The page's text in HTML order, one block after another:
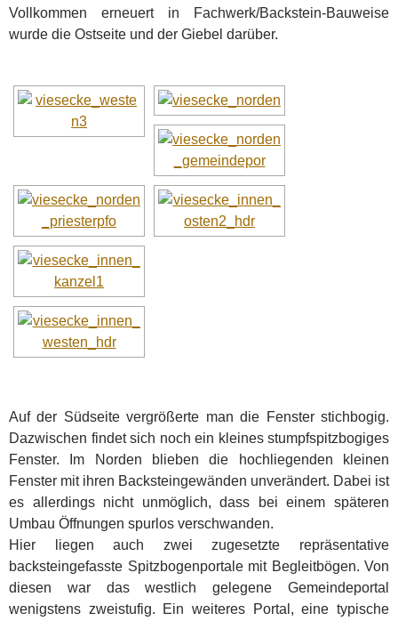
Vollkommen erneuert in Fachwerk/Backstein-Bauweise
wurde die Ostseite und der Giebel darüber.
Auf der Südseite vergrößerte man die Fenster stichbogig.
Dazwischen findet sich noch ein kleines stumpfspitzbogiges
Fenster. Im Norden blieben die hochliegenden kleinen
Fenster mit ihren Backsteingewänden unverändert. Dabei ist
es allerdings nicht unmöglich, dass bei einem späteren
Umbau Öffnungen spurlos verschwanden.
Hier liegen auch zwei zugesetzte repräsentative
backsteingefasste Spitzbogenportale mit Begleitbögen. Von
diesen war das westlich gelegene Gemeindeportal
wenigstens zweistufig. Ein weiteres Portal, eine typische